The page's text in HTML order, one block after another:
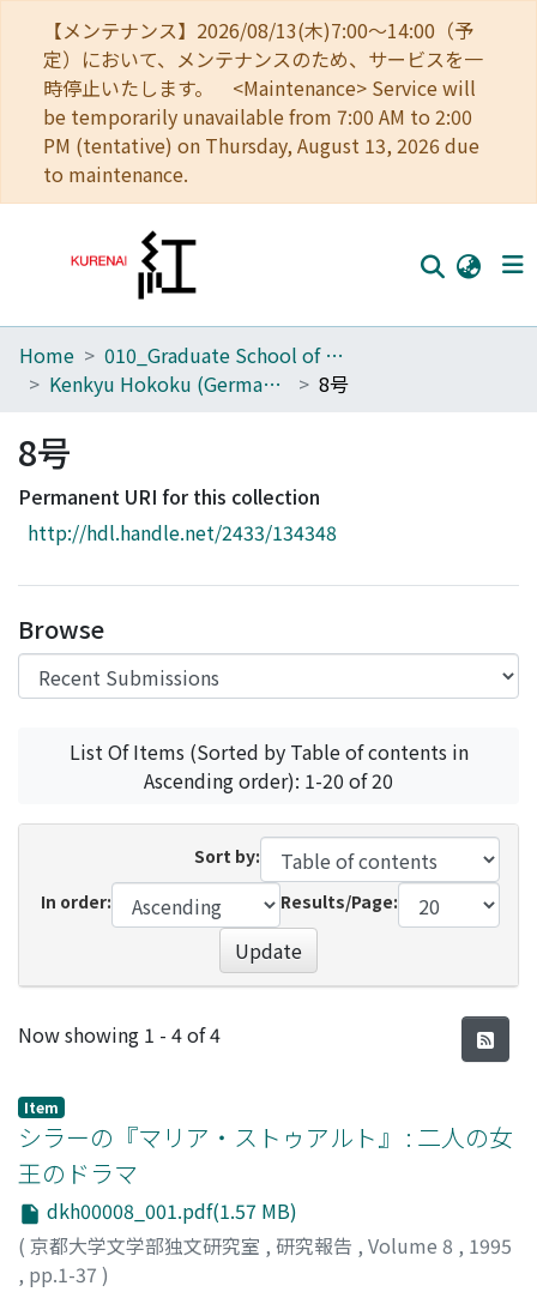
【メンテナンス】2026/08/13(木)7:00～14:00（予
定）において、メンテナンスのため、サービスを一
時停止いたします。 <Maintenance> Service will
be temporarily unavailable from 7:00 AM to 2:00
PM (tentative) on Thursday, August 13, 2026 due
to maintenance.
Home
Browse
Download Ranking
Access Statistics
Home
010_Graduate School of Letters
Kenkyu Hokoku (Germanistisches Seminar, Universitat Kyoto)
8号
8号
Permanent URI for this collection
http://hdl.handle.net/2433/134348
Browse
List Of Items (Sorted by Table of contents in
Ascending order): 1-20 of 20
Sort by:
In order:
Results/Page:
Update
Recent Submissions
Now showing 1 - 4 of 4
Item
シラーの『マリア・ストゥアルト』 : 二人の女
王のドラマ
dkh00008_001.pdf(1.57 MB)
( 京都大学文学部独文研究室 , 研究報告 , Volume 8 , 1995
, pp.1-37 )